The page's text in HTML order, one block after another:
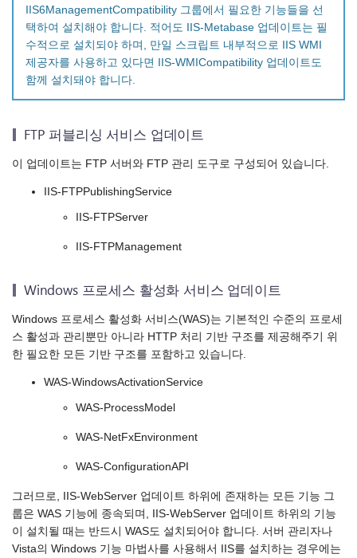
IIS6ManagementCompatibility 그룹에서 필요한 기능들을 선
택하여 설치해야 합니다. 적어도 IIS-Metabase 업데이트는 필
수적으로 설치되야 하며, 만일 스크립트 내부적으로 IIS WMI
제공자를 사용하고 있다면 IIS-WMICompatibility 업데이트도
함께 설치돼야 합니다.
FTP 퍼블리싱 서비스 업데이트
이 업데이트는 FTP 서버와 FTP 관리 도구로 구성되어 있습니다.
IIS-FTPPublishingService
IIS-FTPServer
IIS-FTPManagement
Windows 프로세스 활성화 서비스 업데이트
Windows 프로세스 활성화 서비스(WAS)는 기본적인 수준의 프로세
스 활성과 관리뿐만 아니라 HTTP 처리 기반 구조를 제공해주기 위
한 필요한 모든 기반 구조를 포함하고 있습니다.
WAS-WindowsActivationService
WAS-ProcessModel
WAS-NetFxEnvironment
WAS-ConfigurationAPI
그러므로, IIS-WebServer 업데이트 하위에 존재하는 모든 기능 그
룹은 WAS 기능에 종속되며, IIS-WebServer 업데이트 하위의 기능
이 설치될 때는 반드시 WAS도 설치되어야 합니다. 서버 관리자나
Vista의 Windows 기능 마법사를 사용해서 IIS를 설치하는 경우에는